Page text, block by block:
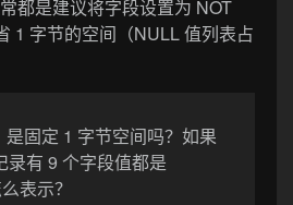
都是建议将字段设置为 NOT
1 字节的空间（NULL 值列表占
是固定 1 字节空间吗？如果
录有 9 个字段值都是
表示？